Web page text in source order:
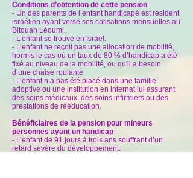
Conditions d’obtention de cette pension
- Un des parents de l’enfant handicapé est résident
israélien ayant versé ses cotisations mensuelles au
Bitouah Léoumi.
- L’enfant se trouve en Israël.
- L’enfant ne reçoit pas une allocation de mobilité,
hormis le cas où un taux de 80 % d’handicap a été
fixé au niveau de la mobilité, ou qu'il a besoin
d’une chaise roulante
- L’enfant n’a pas été placé dans une famille
adoptive ou une institution en internat lui assurant
des soins médicaux, des soins infirmiers ou des
prestations de rééducation.
Bénéficiaires de la pension pour mineurs
personnes ayant un handicap
- L’enfant de 91 jours à trois ans souffrant d’un
retard sévère du développement.